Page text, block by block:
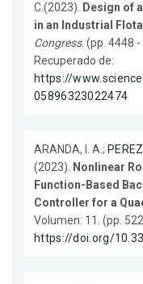
C.(2023). Design of
in an Industrial
Congress. (pp. 4448 -
Recuperado de:
https://
05896323022474
ARANDA, I. A.;
(2023). Nonlinear
Function-Based
Controller for a
Volumen: 11. (pp.
https://doi.org/